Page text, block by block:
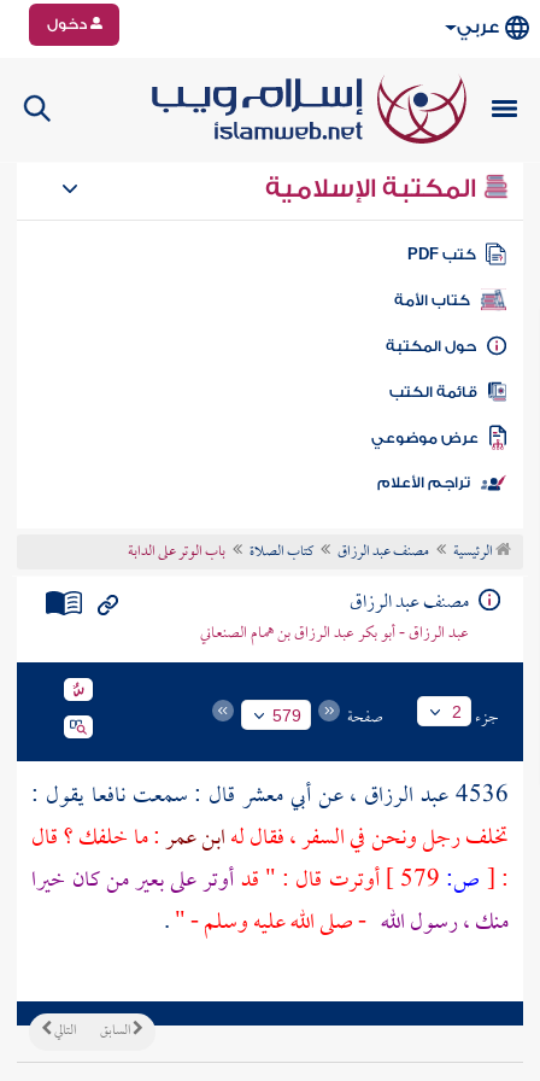
عربي دخول
المكتبة الإسلامية
كتب PDF
كتاب الأمة
المكتبة
الكتب
موضوعي
تراجم الأعلام
الرئيسية مصنف عبد الرزاق كتاب الصلاة باب الوتر على الدابة
مصنف عبد الرزاق
عبد الرزاق - أبو بكر عبد الرزاق بن همام الصنعاني
جزء 2 صفحة 579
4536عبد الرزاق ، عنأبي معشرقال : سمعتنافعايقول :
تخلف رجل ونحن في السفر ، فقال لهابن عمر: ما خلفك ؟ قال
:
[ص: أوترت قال : " قدأوتر على بعير من كان خيرا
منك ، رسول الله - صلى الله عليه وسلم - ".
التالي السابق